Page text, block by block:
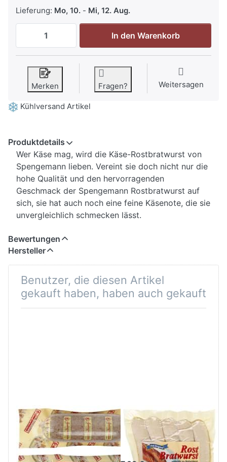
Lieferung: Mo, 10. - Mi, 12. Aug.
Spengemann Käse-Rostbratwurst 5 x
In den Warenkorb
Merken Fragen? Weitersagen
Kühlversand Artikel
Produktdetails
Wer Käse mag, wird die Käse-Rostbratwurst von
Spengemann lieben. Vereint sie doch nicht nur die
hohe Qualität und den hervorragenden
Geschmack der Spengemann Rostbratwurst auf
sich, sie hat auch noch eine feine Käsenote, die sie
unvergleichlich schmecken lässt.
Bewertungen
Hersteller
Benutzer, die diesen Artikel
gekauft haben, haben auch gekauft
Spengemann
Stippgrütze
Wurstebrei
Spengemann
Rostbratwurst
5x100g